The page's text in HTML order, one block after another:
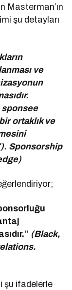
Masterman’ın
şu detayları
ve
sponsee
ortaklık ve
Sponsorship
(Black,
şu ifadelerle